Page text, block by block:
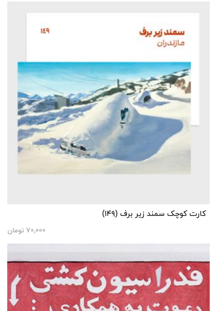
کارت کوچک سمند زیر برف (۱۴۹)
70,000 تومان